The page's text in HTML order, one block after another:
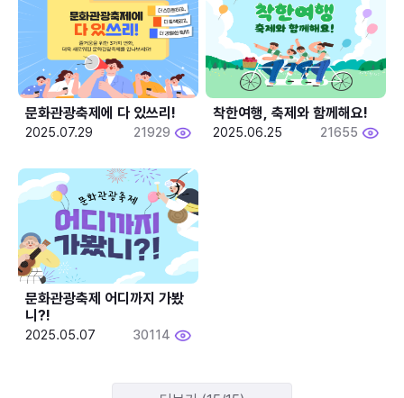
문화관광축제에 다 있쓰리!
2025.07.29 21929
착한여행, 축제와 함께해요!
2025.06.25 21655
문화관광축제 어디까지 가봤
니?!
2025.05.07 30114